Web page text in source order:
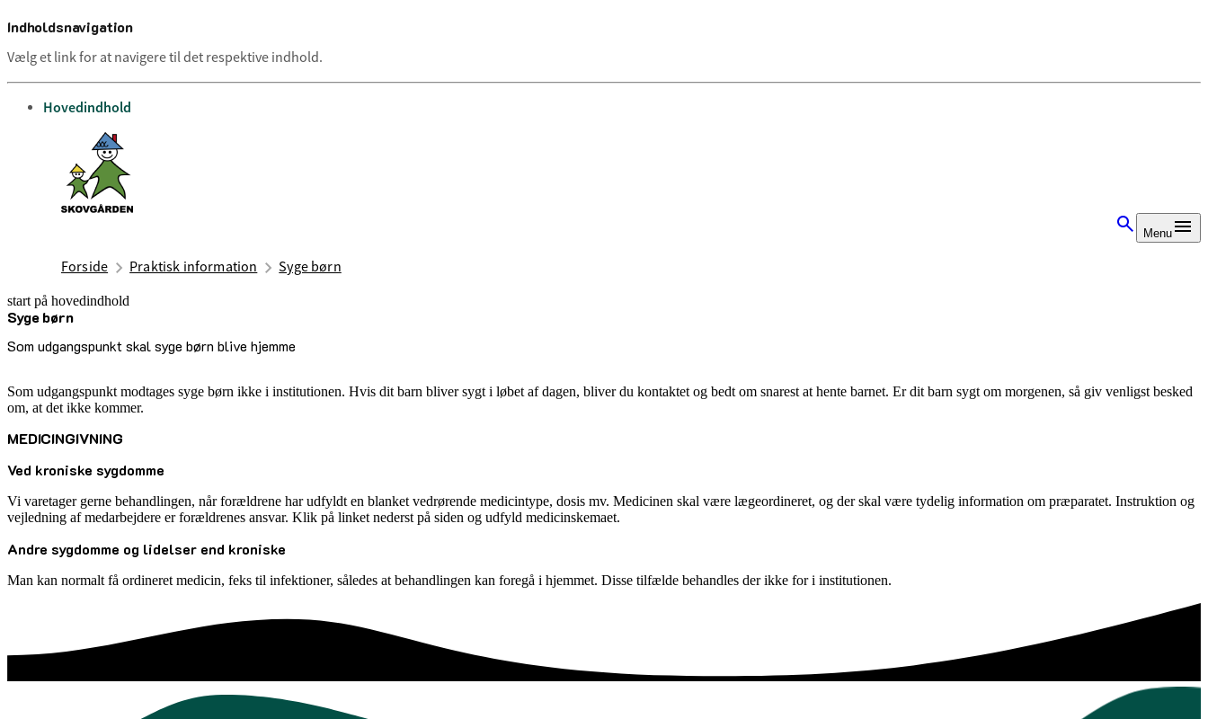
Indholdsnavigation
Vælg et link for at navigere til det respektive indhold.
gå til
Hovedindhold
Menu
Forside Praktisk information Syge børn
start på hovedindhold
Syge børn
Som udgangspunkt skal syge børn blive hjemme
senest opdateret 24. juni 2026
Som udgangspunkt modtages syge børn ikke i institutionen. Hvis dit barn bliver sygt i løbet af dagen, bliver du kontaktet og bedt om snarest at hente barnet. Er dit barn sygt om morgenen, så giv venligst besked
om, at det ikke kommer.
MEDICINGIVNING
Ved kroniske sygdomme
Vi varetager gerne behandlingen, når forældrene har udfyldt en blanket vedrørende medicintype, dosis mv. Medicinen skal være lægeordineret, og der skal være tydelig information om præparatet. Instruktion og
vejledning af medarbejdere er forældrenes ansvar. Klik på linket nederst på siden og udfyld medicinskemaet.
Andre sygdomme og lidelser end kroniske
Man kan normalt få ordineret medicin, feks til infektioner, således at behandlingen kan foregå i hjemmet. Disse tilfælde behandles der ikke for i institutionen.